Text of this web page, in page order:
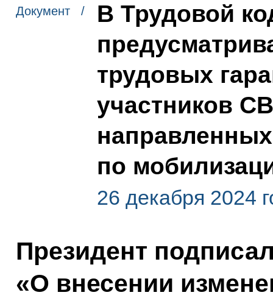
Документ /
В Трудовой
трудовых
участников
по
26 декабря 2024
Президент
«О внесении